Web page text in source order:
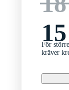
För
kräver